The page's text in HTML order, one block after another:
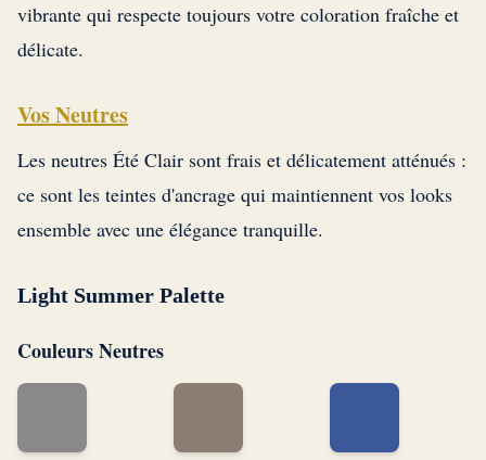
vibrante qui respecte toujours votre coloration fraîche et
délicate.
Vos Neutres
Les neutres Été Clair sont frais et délicatement atténués :
ce sont les teintes d'ancrage qui maintiennent vos looks
ensemble avec une élégance tranquille.
Light Summer Palette
Couleurs Neutres